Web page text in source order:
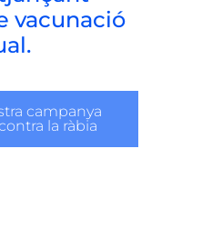
vacunació
campanya
la ràbia